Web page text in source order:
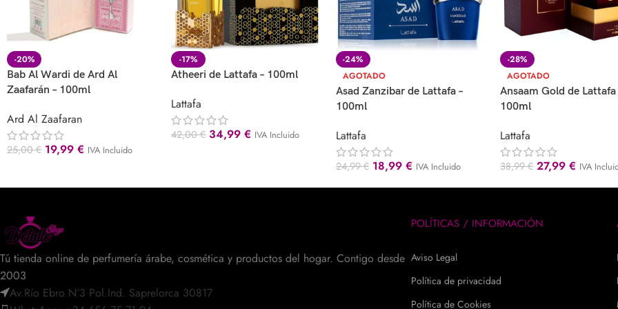
-20%
Bab Al Wardi de Ard Al
Zaafarán – 100ml
Ard Al Zaafaran
25,00€ 19,99 € IVA Incluido
-17%
Atheeri de Lattafa – 100ml
Lattafa
42,00€ 34,99€ IVA Incluido
-24%
AGOTADO
Asad Zanzibar de Lattafa –
100ml
Lattafa
24,99€ 18,99 € IVA Incluido
-28%
AGOTADO
Ansaam Gold de Lattafa
100ml
Lattafa
38,99€ 27,99€ IVA
Tú tienda online de perfumería árabe, cosmética y productos del hogar. Contigo desde
2003
Av.Río Ebro Nº3 Pol.Ind. Saprelorca 30817
POLÍTICAS / INFORMACIÓN
Aviso Legal
Política de privacidad
Política de Cookies